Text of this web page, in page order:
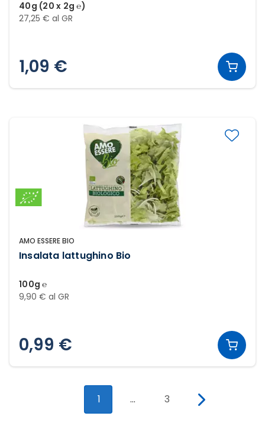
40g (20 x 2g ℮)
27,25 € al GR
1,09 €
AMO ESSERE BIO
Insalata lattughino Bio
100g ℮
9,90 € al GR
0,99 €
1 ... 3